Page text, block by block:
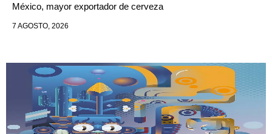
México, mayor exportador de cerveza
7 AGOSTO, 2026